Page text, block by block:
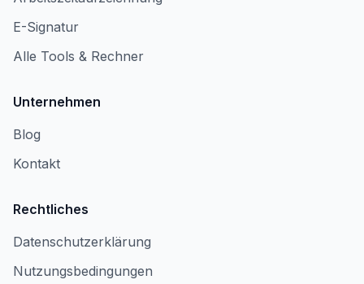
E-Signatur
Alle Tools & Rechner
Unternehmen
Blog
Kontakt
Rechtliches
Datenschutzerklärung
Nutzungsbedingungen